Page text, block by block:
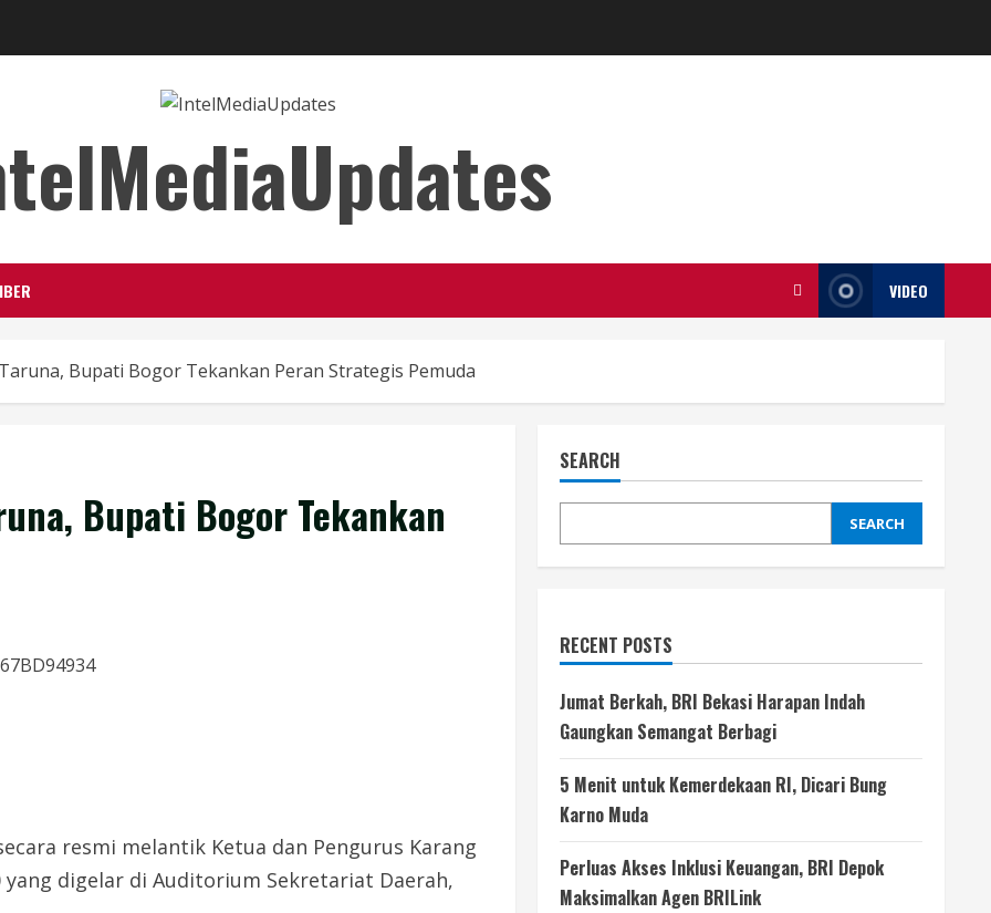
VIDEO
Bupati Bogor Tekankan Peran Strategis Pemuda
Bupati Bogor Tekankan
resmi melantik Ketua dan Pengurus Karang
digelar di Auditorium Sekretariat Daerah,
SEARCH
SEARCH
RECENT POSTS
Jumat Berkah, BRI Bekasi Harapan Indah
Gaungkan Semangat Berbagi
5 Menit untuk Kemerdekaan RI, Dicari Bung
Karno Muda
Perluas Akses Inklusi Keuangan, BRI Depok
Maksimalkan Agen BRILink